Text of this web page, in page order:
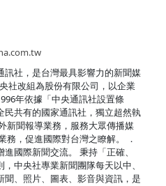
社，是台灣最具影響力的新聞媒
社改組為股份有限公司，以企業
年依據「中央通訊社設置條
共有的國家通訊社，獨立超然執
新聞報導業務，服務大眾傳播媒
務，促進國際對台灣之瞭解。 ．
國際新聞交流。 秉持「正確、
中央社專業新聞團隊每天以中、
、照片、圖表、影音與資訊，是